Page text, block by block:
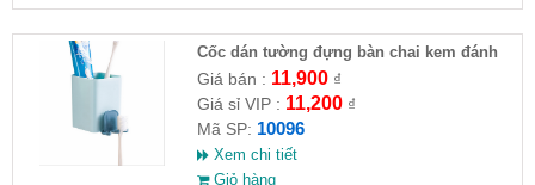
Cốc dán tường đựng bàn chai kem đánh
răng
Giá bán : 11,900₫
Giá sỉ VIP : 11,200₫
Mã SP: 10096
Xem chi tiết
Giỏ hàng